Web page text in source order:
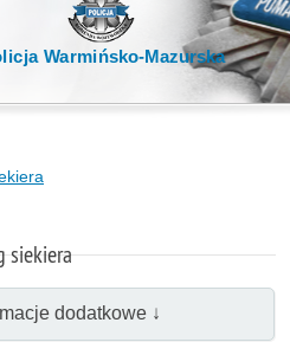
Warmińsko-Mazurska
siekiera
dodatkowe ↓